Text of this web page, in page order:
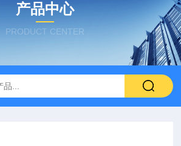
产品中心
PRODUCT CENTER